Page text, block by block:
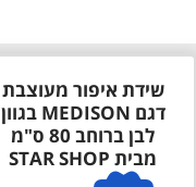
שידת איפור מעוצבת
דגם MEDISON בגוון
לבן ברוחב 80 ס"מ
מבית STAR SHOP